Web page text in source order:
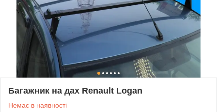
Багажник на дах Renault Logan
Немає в наявності